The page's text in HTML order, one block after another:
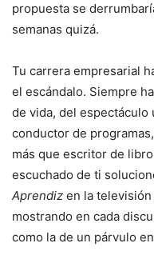
propuesta se
semanas quizá.
Tu carrera empresarial
el escándalo. Siempre
de vida, del espectáculo
conductor de
más que escritor de
escuchado de ti
Aprendiz en la
mostrando en cada
como la de un párvulo